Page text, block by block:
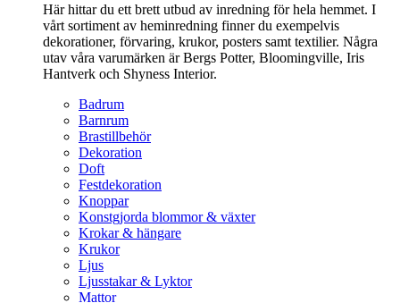
Här hittar du ett brett utbud av inredning för hela hemmet. I
vårt sortiment av heminredning finner du exempelvis
dekorationer, förvaring, krukor, posters samt textilier. Några
utav våra varumärken är Bergs Potter, Bloomingville, Iris
Hantverk och Shyness Interior.
Badrum
Barnrum
Brastillbehör
Dekoration
Doft
Festdekoration
Knoppar
Konstgjorda blommor & växter
Krokar & hängare
Krukor
Ljus
Ljusstakar & Lyktor
Mattor